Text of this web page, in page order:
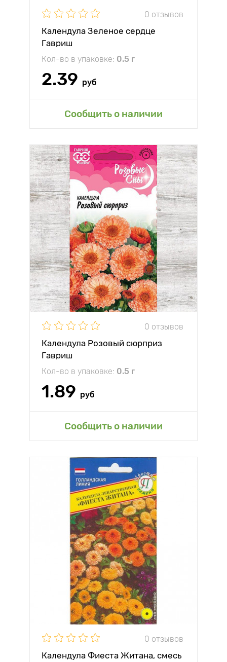
0 отзывов
Календула Зеленое сердце
Гавриш
Кол-во в упаковке: 0.5 г
2.39 руб
Сообщить о наличии
0 отзывов
Календула Розовый сюрприз
Гавриш
Кол-во в упаковке: 0.5 г
1.89 руб
Сообщить о наличии
0 отзывов
Календула Фиеста Житана, смесь